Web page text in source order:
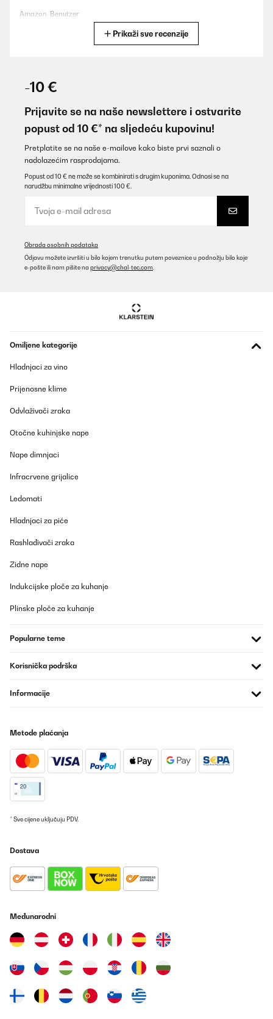
Amazon-Benutzer
Le seul inconvénient si on peut dire, c'est qu'ils restent attachés
ensemble comme une tablette de chocolat, mais en glaçons... Il
faut juste les décoller à la main
Utilisateur d'Amazon
Prevedi
POTVRĐENI PREGLED
19/08/2025
ensemble comme une tablette de chocolat, mais en glaçons... Il
faut juste les décoller à la main
Fa perfettamente il suo dovere.Il primo ciclo è leggermente più
lento perché deve prima raffreddare l'acqua, ma dopo, ogni 15-17
ricordarsi di aggiungere acqua al serbatoio man mano che
minuti stampa un wafer da 32 cubetti di ghiaccio. L'importante è
produce. Mi sto chiedendo perché non l'ho comprata prima.
Utente Amazon
minuti stampa un wafer da 32 cubetti di ghiaccio. L’importante è
enteros sin el hueco que tiene por uno de los lados. Pero en
Tolle hochwertige Maschine. Große durchsichtige Eiswürfel, die
sehr lange im Getränk halten. Die Würfel kommen als Block,
lassen sich aber leicht teilen. Wir sind sehr zufrieden.
Prevedi
Prikaži sve recenzije
-10 €
Prijavite se na naše newslettere i ostvarite
popust od 10 €* na sljedeću kupovinu!
Pretplatite se na naše e-mailove kako biste prvi saznali o
nadolazećim rasprodajama.
Popust od 10 € ne može se kombinirati s drugim kuponima. Odnosi se na
narudžbu minimalne vrijednosti 100 €.
Obrada osobnih podataka
Odjavu možete izvršiti u bilo kojem trenutku putem poveznice u podnožju bilo koje
e-pošte ili nam pišite na privacy@chal-tec.com
Omiljene kategorije
Hladnjaci za vino
Prijenosne klime
Odvlaživači zraka
Otočne kuhinjske nape
Nape dimnjaci
Infracrvene grijalice
Ledomati
Hladnjaci za piće
Rashlađivači zraka
Zidne nape
Indukcijske ploče za kuhanje
Plinske ploče za kuhanje
Popularne teme
Korisnička podrška
Informacije
Metode plaćanja
* Sve cijene uključuju PDV.
Dostava
Međunarodni